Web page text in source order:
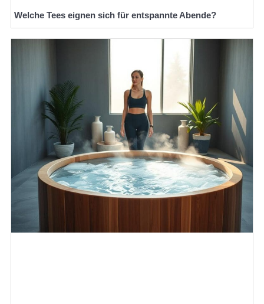
Welche Tees eignen sich für entspannte Abende?